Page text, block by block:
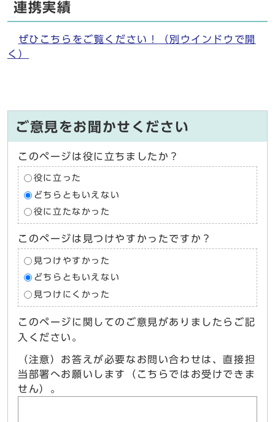
連携実績
ぜひこちらをご覧ください！
（別ウインドウで開
く）
ご意見をお聞かせください
このページは役に立ちましたか？
役に立った
どちらともいえない
役に立たなかった
このページは見つけやすかったですか？
見つけやすかった
どちらともいえない
見つけにくかった
このページに関してのご意見がありましたらご記
入ください。
（注意）お答えが必要なお問い合わせは、直接担
当部署へお願いします（こちらではお受けできま
せん）。